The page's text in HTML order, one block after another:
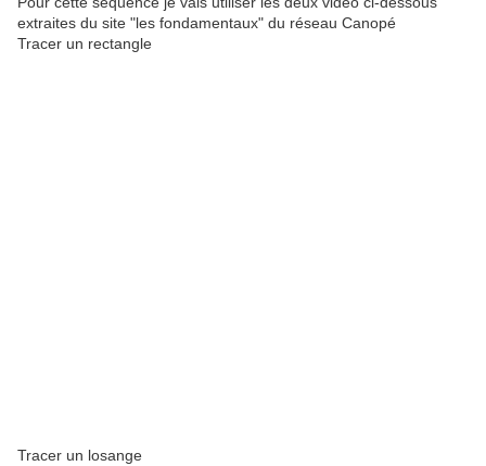
extraites du site "les fondamentaux" du réseau Canopé
Tracer un rectangle
Tracer un losange